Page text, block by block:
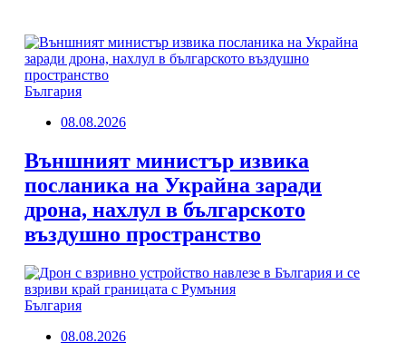
България
08.08.2026
Външният министър извика
посланика на Украйна заради
дрона, нахлул в българското
въздушно пространство
България
08.08.2026